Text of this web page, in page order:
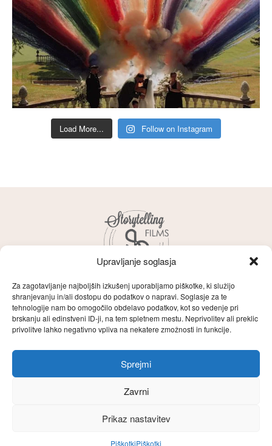
Upravljanje soglasja
Za zagotavljanje najboljših izkušenj uporabljamo piškotke, ki služijo
shranjevanju in/ali dostopu do podatkov o napravi. Soglasje za te
tehnologije nam bo omogočilo obdelavo podatkov, kot so vedenje pri
brskanju ali edinstveni ID-ji, na tem spletnem mestu. Neprivolitev ali preklic
privolitve lahko negativno vpliva na nekatere zmožnosti in funkcije.
Sprejmi
Zavrni
Prikaz nastavitev
PiškotkiPiškotki
Load More... Follow on Instagram
Storytelling
Films O naju Zgodbe
English